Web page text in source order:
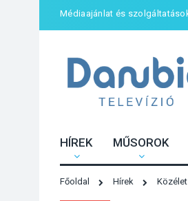
Médiaajánlat és
HÍREK MŰSOROK
Főoldal Hírek Közélet